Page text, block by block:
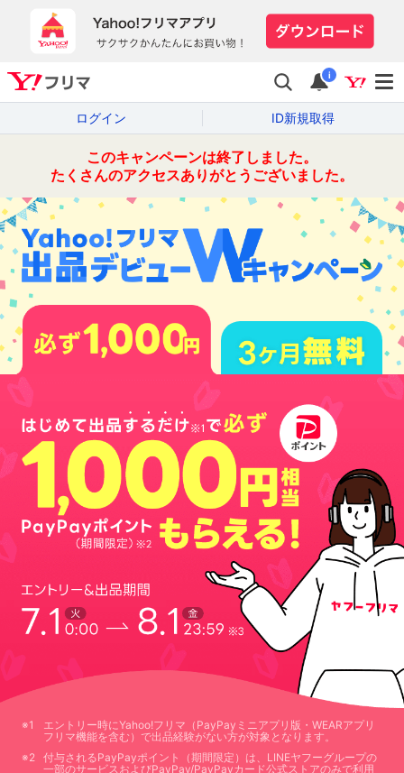
i
ログイン ID新規取得
このキャンペーンは終了しました。
たくさんのアクセスありがとうございました。
エントリー時にYahoo!フリマ（PayPayミニアプリ版・WEARアプリ
フリマ機能を含む）で出品経験がない方が対象となります。
付与されるPayPayポイント（期間限定）は、LINEヤフーグループの
一部のサービスおよびPayPay/PayPayカード公式ストアのみで利用